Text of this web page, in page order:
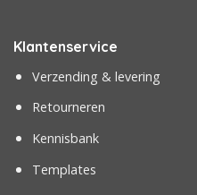
Klantenservice
Verzending & levering
Retourneren
Kennisbank
Templates